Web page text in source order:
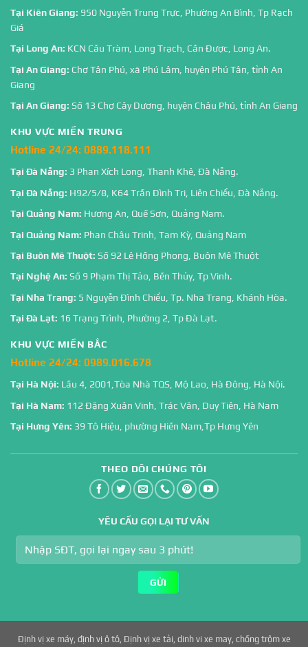
Tại Kiên Giang: 950 Nguyễn Trung Trực, Phường An Bình, Tp Rạch
Giá
Tại Long An: KCN Cầu Tràm, Long Trạch, Cần Được, Long An.
Tại An Giang: Chợ Tân Phú, xã Phú Lâm, huyện Phú Tân, tỉnh An
Giang
Tại An Giang: Số 13 Chợ Cây Dương, huyện Châu Phú, tỉnh An Giang
KHU VỰC MIỀN TRUNG
Hotline 24/24: 0889.118.111
Tại Đà Nẵng: 3 Phan Xích Long, Thanh Khê, Đà Nẵng.
Tại Đà Nẵng: H92/5/8, K64 Trần Đình Tri, Liên Chiểu, Đà Nẵng.
Tại Quảng Nam: Hương An, Quế Sơn, Quảng Nam.
Tại Quảng Nam: Phan Châu Trinh, Tam Kỳ, Quảng Nam
Tại Buôn Mê Thuột: Số 92 Lê Hồng Phong, Buôn Mê Thuột
Tại Nghệ An: Số 9 Phạm Thị Tảo, Bến Thủy, Tp Vinh.
Tại Nha Trang: 5 Nguyễn Đình Chiểu, Tp. Nha Trang, Khánh Hòa.
Tại Đà Lạt: 16 Trạng Trình, Phường 2, Tp Đà Lạt.
KHU VỰC MIỀN BẮC
Hotline 24/24: 0989.016.678
Tại Hà Nội: Lầu 4, 2001,Tòa Nhà TQS, Mộ Lao, Hà Đông, Hà Nội.
Tại Hà Nam: 112 Đặng Xuân Vinh, Trác Văn, Duy Tiên, Hà Nam
Tại Hưng Yên: 39 Tô Hiệu, phường Hiến Nam,Tp Hưng Yên
THEO DÕI CHÚNG TÔI
YÊU CẦU GỌI LẠI TƯ VẤN
Định vị xe máy, định vị ô tô, Định vị xe tải, dinh vi xe may, chống trộm xe